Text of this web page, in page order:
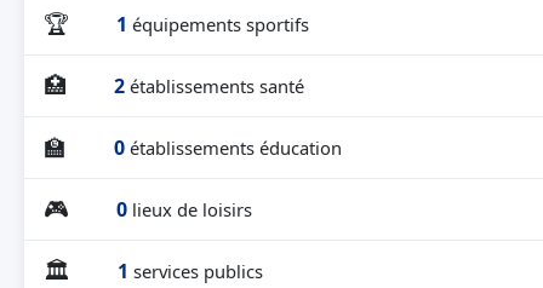
🏆 1 équipements sportifs
🏥 2 établissements santé
🏫 0 établissements éducation
🎮 0 lieux de loisirs
🏛 1 services publics